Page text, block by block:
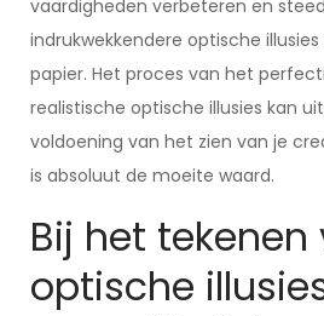
vaardigheden verbeteren en
indrukwekkendere optische
papier. Het proces van het
realistische optische illusies kan
voldoening van het zien van je
is absoluut de moeite waard.
Bij het tekenen
optische